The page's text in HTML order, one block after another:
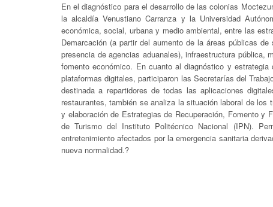
En el diagnóstico para el desarrollo de las colonias
la alcaldía Venustiano Carranza y la Universidad
económica, social, urbana y medio ambiental, entre las
Demarcación (a partir del aumento de la áreas públicas
presencia de agencias aduanales), infraestructura pública,
fomento económico. En cuanto al diagnóstico y
plataformas digitales, participaron las Secretarías del
destinada a repartidores de todas las aplicaciones
restaurantes, también se analiza la situación laboral de
y elaboración de Estrategias de Recuperación, Fomento y
de Turismo del Instituto Politécnico Nacional (IPN).
entretenimiento afectados por la emergencia sanitaria
nueva normalidad.?